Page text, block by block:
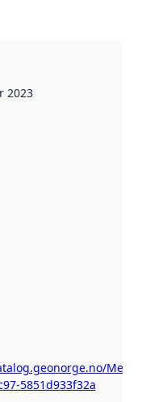
2023
5851d933f32a